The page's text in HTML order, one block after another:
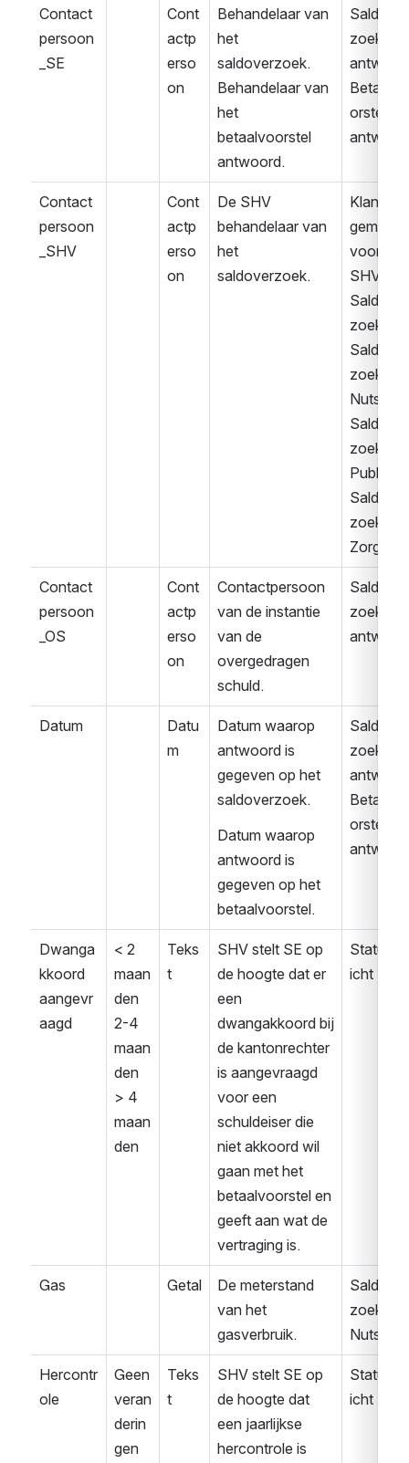
Contact
persoon
_SE
Cont
actp
erso
on
Behandelaar van
het
saldoverzoek.
Behandelaar van
het
betaalvoorstel
antwoord.
Saldover
zoek
Betaalvo
orstel
Contact
persoon
_SHV
Cont
actp
erso
on
De SHV
behandelaar van
het
saldoverzoek.
Klant
gemeld
voor
SHV
Saldover
zoek
Saldover
zoek
Nuts
Saldover
zoek
Publiek
Saldover
zoek
Zorg
Contact
persoon
_OS
Cont
actp
erso
on
Contactpersoon
van de instantie
van de
overgedragen
schuld.
Saldover
zoek
Datum
Datu
m
Datum waarop
antwoord is
gegeven op het
saldoverzoek.
Datum waarop
antwoord is
gegeven op het
betaalvoorstel.
Saldover
zoek
Betaalvo
orstel
Dwanga
kkoord
aangevr
aagd
< 2
maan
den
2-4
maan
den
> 4
maan
den
Teks
t
SHV stelt SE op
de hoogte dat er
een
dwangakkoord bij
de kantonrechter
is aangevraagd
voor een
schuldeiser die
niet akkoord wil
gaan met het
betaalvoorstel en
geeft aan wat de
vertraging is.
icht
Gas Getal
De meterstand
van het
gasverbruik.
Saldover
zoek
Nuts
Hercontr
ole
Geen
veran
derin
gen
Teks
t
SHV stelt SE op
de hoogte dat
een jaarlijkse
hercontrole is
icht